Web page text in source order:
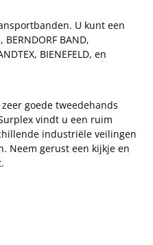
U kunt een
BAND,
BIENEFELD, en
goede tweedehands
vindt u een ruim
industriële veilingen
Neem gerust een kijkje en